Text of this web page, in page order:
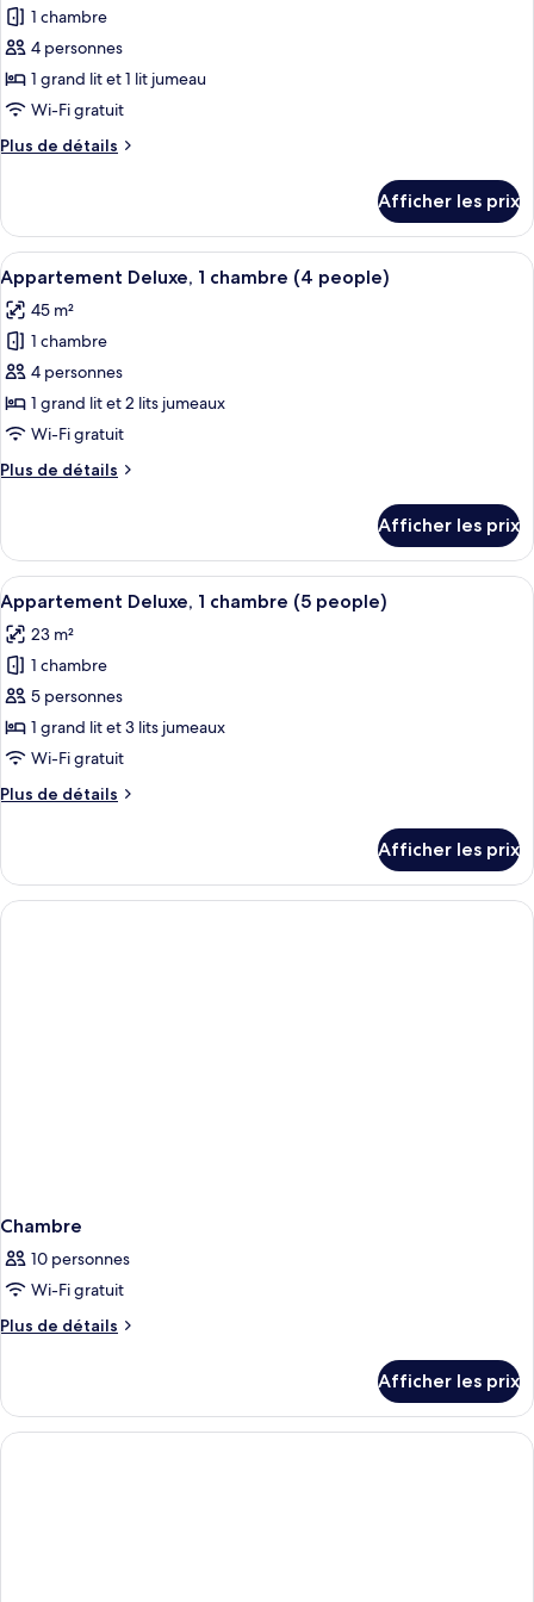
photos
pour
ce
type
chambre :
(4
people)
1 chambre
4 personnes
1 grand lit et 1 lit jumeau
Wi-Fi gratuit
Plus de détails
Plus
Studio
Deluxe
(4
people)
Afficher les prix
Afficher
toutes
les
photos
pour
ce
type
chambre :
chambre
(4
people)
Une chambre d’hôtel avec deux lits,
10
Appartement Deluxe, 1 chambre (4 people)
45 m²
1 chambre
4 personnes
1 grand lit et 2 lits jumeaux
Wi-Fi gratuit
Plus de détails
Plus
Appartement
Deluxe,
1
chambre
(4
people)
Afficher les prix
Afficher
toutes
les
photos
pour
ce
type
chambre :
chambre
Une chambre d’hôtel avec un lit, un
11
Appartement Deluxe, 1 chambre (5 people)
23 m²
1 chambre
5 personnes
1 grand lit et 3 lits jumeaux
Wi-Fi gratuit
Plus de détails
Plus
Appartement
Deluxe,
1
Afficher les prix
Chambre
10 personnes
Wi-Fi gratuit
Plus de détails
Plus
Chambre
Afficher les prix